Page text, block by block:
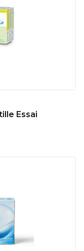
Essai